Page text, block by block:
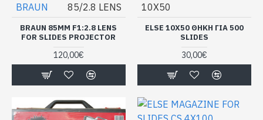
BRAUN 85/2.8 LENS
BRAUN 85MM F1:2.8 LENS
FOR SLIDES PROJECTOR
120,00€
10X50
ELSE 10X50 ΘΗΚΗ ΓΙΑ 500
SLIDES
30,00€